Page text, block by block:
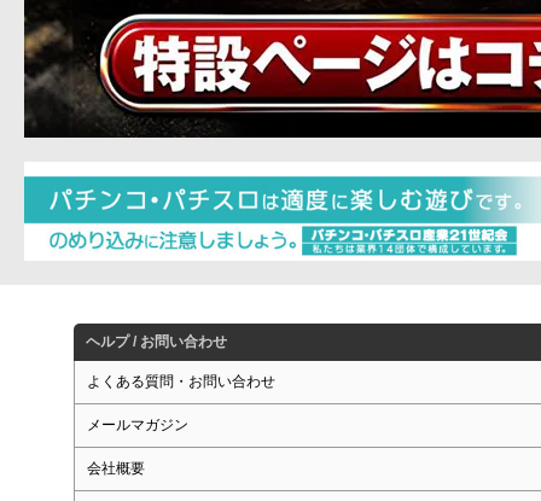
ヘルプ / お問い合わせ
よくある質問・お問い合わせ
メールマガジン
会社概要